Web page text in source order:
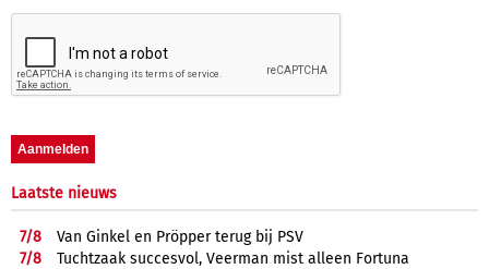
Laatste nieuws
7/8
Van Ginkel en Pröpper terug bij PSV
7/8
Tuchtzaak succesvol, Veerman mist alleen Fortuna